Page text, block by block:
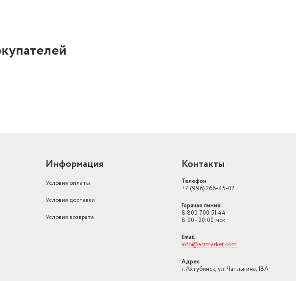
Информация
Условия оплаты
Условия доставки
Условия возврата
Контакты
Телефон
+7 (996) 266-45-02
Горячая линия
8 800 700 51 44
8:00 - 20:00 мск
Email
info@astmarket.com
Адрес
г. Ахтубинск, ул. Чаплыгина, 18А